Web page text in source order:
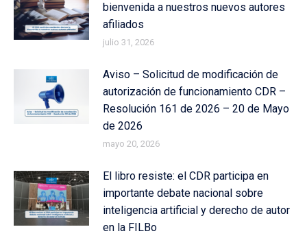
bienvenida a nuestros nuevos autores
afiliados
julio 31, 2026
Aviso – Solicitud de modificación de
autorización de funcionamiento CDR –
Resolución 161 de 2026 – 20 de Mayo
de 2026
mayo 20, 2026
El libro resiste: el CDR participa en
importante debate nacional sobre
inteligencia artificial y derecho de autor
en la FILBo